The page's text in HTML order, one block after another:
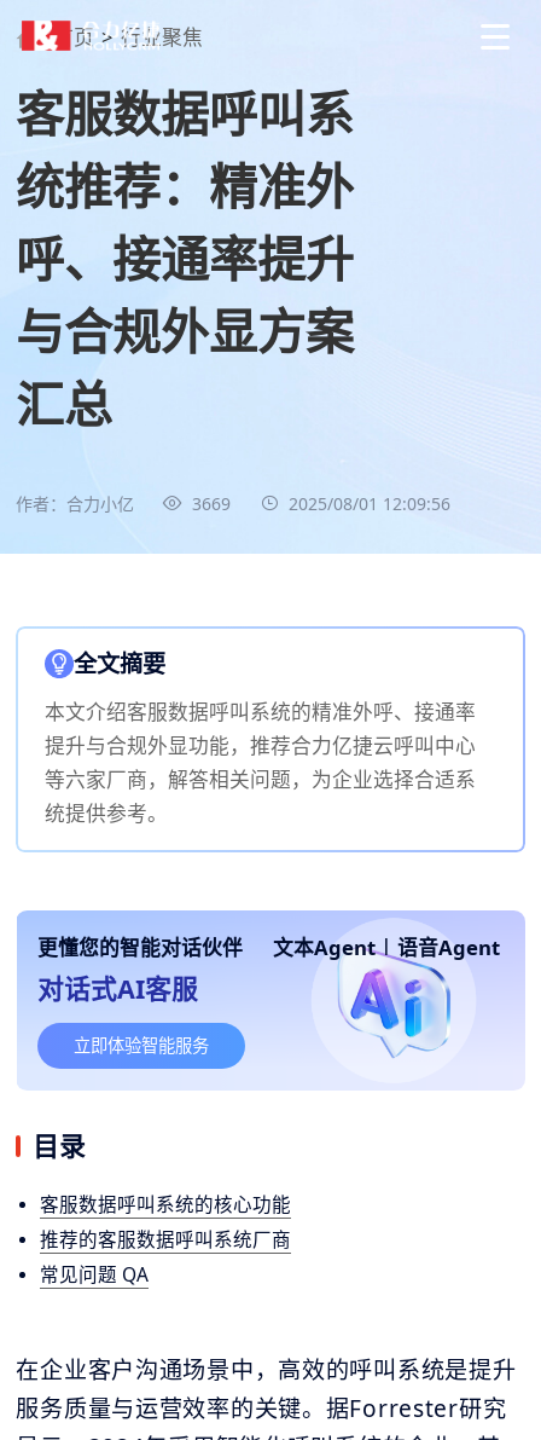
首页 > 行业聚焦
客服数据呼叫系
统推荐：精准外
呼、接通率提升
与合规外显方案
汇总
作者：合力小亿 3669 2025/08/01 12:09:56
全文摘要
本文介绍客服数据呼叫系统的精准外呼、接通率
提升与合规外显功能，推荐合力亿捷云呼叫中心
等六家厂商，解答相关问题，为企业选择合适系
统提供参考。
更懂您的智能对话伙伴 文本Agent | 语音Agent
对话式AI客服
立即体验智能服务
目录
客服数据呼叫系统的核心功能
推荐的客服数据呼叫系统厂商
常见问题 QA
在企业客户沟通场景中，高效的呼叫系统是提升
服务质量与运营效率的关键。据Forrester研究